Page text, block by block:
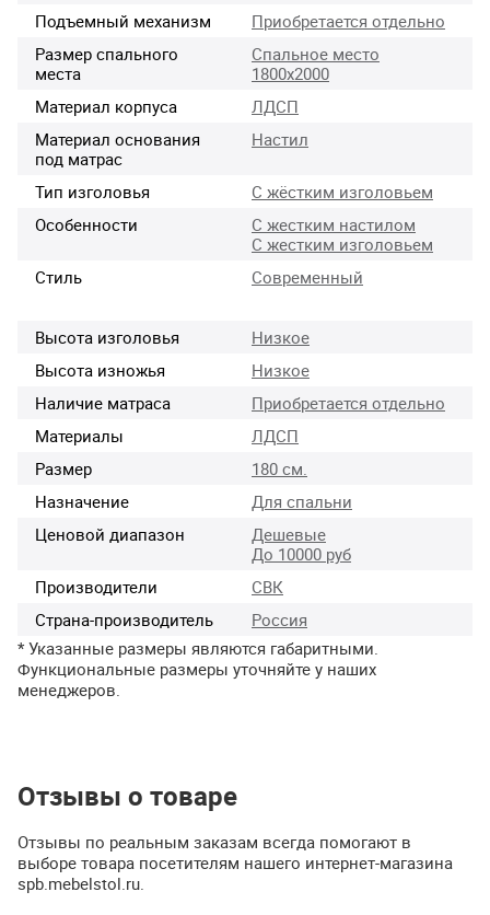
Подъемный механизм
Приобретается отдельно
Размер спального
места
Спальное место
1800х2000
Материал корпуса
ЛДСП
Материал основания
под матрас
Настил
Тип изголовья
С жёстким изголовьем
Особенности
С жестким настилом
С жестким изголовьем
Стиль
Современный
Высота изголовья
Низкое
Высота изножья
Низкое
Наличие матраса
Приобретается отдельно
Материалы
ЛДСП
Размер
180 см.
Назначение
Для спальни
Ценовой диапазон
Дешевые
До 10000 руб
Производители
СВК
Страна-производитель
Россия
* Указанные размеры являются габаритными.
Функциональные размеры уточняйте у наших
менеджеров.
Отзывы о товаре
Отзывы по реальным заказам всегда помогают в
выборе товара посетителям нашего интернет-магазина
spb.mebelstol.ru.